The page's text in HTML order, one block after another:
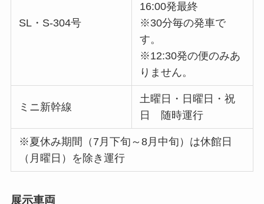
SL・S-304号
16:00発最終
※30分毎の発車で
す。
※12:30発の便のみあ
りません。
ミニ新幹線
土曜日・日曜日・祝
日 随時運行
※夏休み期間（7月下旬～8月中旬）は休館日
（月曜日）を除き運行
展示車両